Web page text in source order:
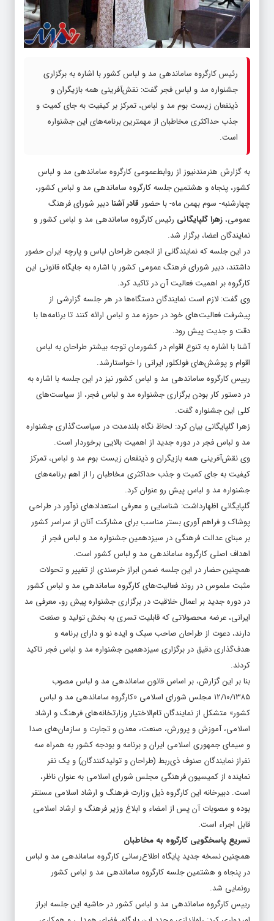
رئیس کارگروه ساماندهی مد و لباس کشور با اشاره به برگزاری
جشنواره مد و لباس فجر گفت: نقش‌آفرینی همه بازیگران و
ذینفعان زیست بوم مد و لباس، تمرکز بر کیفیت به جای کمیت و
جذب حداکثری مخاطبان از مهمترین برنامه‌های این جشنواره
است.
به گزارش هنرمندنیوز از روابط‌عمومی کارگروه ساماندهی مد و لباس
کشور، پنجاه و هشتمین جلسه کارگروه ساماندهی مد و لباس کشور،
چهارشنبه- سوم بهمن ماه- با حضور قادر آشنادبیر شورای فرهنگ
عمومی، زهرا گلپایگانی رئیس کارگروه ساماندهی مد و لباس کشور و
نمایندگان اعضا، برگزار شد.
در این جلسه که نمایندگانی از انجمن‌ طراحان لباس و پارچه‌ ایران حضور
داشتند، دبیر شورای فرهنگ عمومی کشور با اشاره به جایگاه قانونی این
کارگروه بر اهمیت فعالیت آن در تاکید کرد.
وی گفت: لازم است نمایندگان دستگاه‌ها در هر جلسه گزارشی از
پیشرفت فعالیت‌های خود در حوزه مد و لباس ارائه کنند تا برنامه‌ها با
دقت و جدیت پیش رود.
آشنا با اشاره به تنوع اقوام در کشورمان توجه بیشتر طراحان به لباس
اقوام و پوشش‌های فولکلور ایرانی را خواستارشد.
رییس کارگروه ساماندهی مد و لباس کشور نیز در این جلسه با اشاره به
در دستور کار بودن برگزاری جشنواره مد و لباس فجر، از سیاست‌های
کلی این جشنواره گفت.
زهرا گلپایگانی بیان کرد: لحاظ نگاه بلندمدت در سیاست‌گذاری جشنواره
مد و لباس فجر در دوره جدید از اهمیت بالایی برخوردار است.
وی نقش‌آفرینی همه بازیگران و ذینفعان زیست بوم مد و لباس، تمرکز
کیفیت به جای کمیت و جذب حداکثری مخاطبان را از اهم برنامه‌های
جشنواره مد و لباس پیش رو عنوان کرد.
گلپایگانی اظهارداشت: شناسایی و معرفی استعدادهای نوآور در طراحی
پوشاک و فراهم آوری بستر مناسب برای مشارکت آنان از سراسر کشور
بر مبنای عدالت فرهنگی در سیزدهمین جشنواره مد و لباس فجر از
اهداف اصلی کارگروه ساماندهی مد و لباس کشور است.
همچنین حضار در این جلسه ضمن ابراز خرسندی از تغییر و تحولات
مثبت ملموس در روند فعالیت‌های کارگروه ساماندهی مد و لباس کشور
در دوره جدید بر اعمال خلاقیت در برگزاری جشنواره پیش رو، معرفی مد
ایرانی، عرضه محصولاتی که قابلیت تسری به بخش تولید و صنعت
دارند، دعوت از طراحان صاحب سبک و ایده نو و دارای برنامه و
هدف‌گذاری دقیق در برگزاری سیزدهمین جشنواره مد و لباس فجر تاکید
کردند.
بنا بر این گزارش، بر اساس قانون ساماندهی مد و لباس مصوب
۱۲/۱۰/۱۳۸۵ مجلس شورای اسلامی «کارگروه ساماندهی مد و لباس
کشور» متشکل از نمایندگان تام‌الاختیار وزارتخانه‌های فرهنگ و ارشاد
اسلامی، آموزش و پرورش، صنعت، معدن و تجارت و سازمان‌های صدا
و سیمای جمهوری اسلامی ایران و برنامه و بودجه کشور به همراه سه
نفراز نمایندگان صنوف ذی‌ربط (طراحان و تولیدکنندگان) و یک نفر
نماینده از کمیسیون فرهنگی مجلس شورای اسلامی به عنوان ناظر،
است. دبیرخانه این کارگروه ذیل وزارت فرهنگ و ارشاد اسلامی مستقر
بوده و مصوبات آن پس از امضاء و ابلاغ وزیر فرهنگ و ارشاد اسلامی
قابل اجراء است.
تسریع پاسخگویی کارگروه به مخاطبان
همچنین نسخه جدید پایگاه اطلاع‌رسانی کارگروه ساماندهی مد و لباس
در پنجاه و هشتمین جلسه کارگروه ساماندهی مد و لباس کشور
رونمایی شد.
رییس کارگروه ساماندهی مد و لباس کشور در حاشیه این جلسه ابراز